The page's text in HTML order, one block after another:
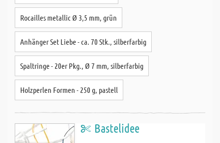
Rocailles metallic Ø 3,5 mm, grün
Anhänger Set Liebe - ca. 70 Stk., silberfarbig
Spaltringe - 20er Pkg., Ø 7 mm, silberfarbig
Holzperlen Formen - 250 g, pastell
Bastelidee